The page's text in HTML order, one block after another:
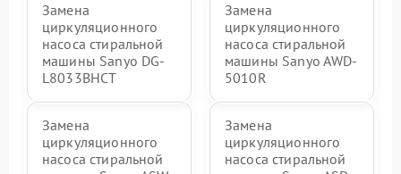
Замена
циркуляционного
насоса стиральной
машины Sanyo DG-
L8033BHCT
Замена
циркуляционного
насоса стиральной
машины Sanyo AWD-
5010R
Замена
циркуляционного
насоса стиральной
Замена
циркуляционного
насоса стиральной